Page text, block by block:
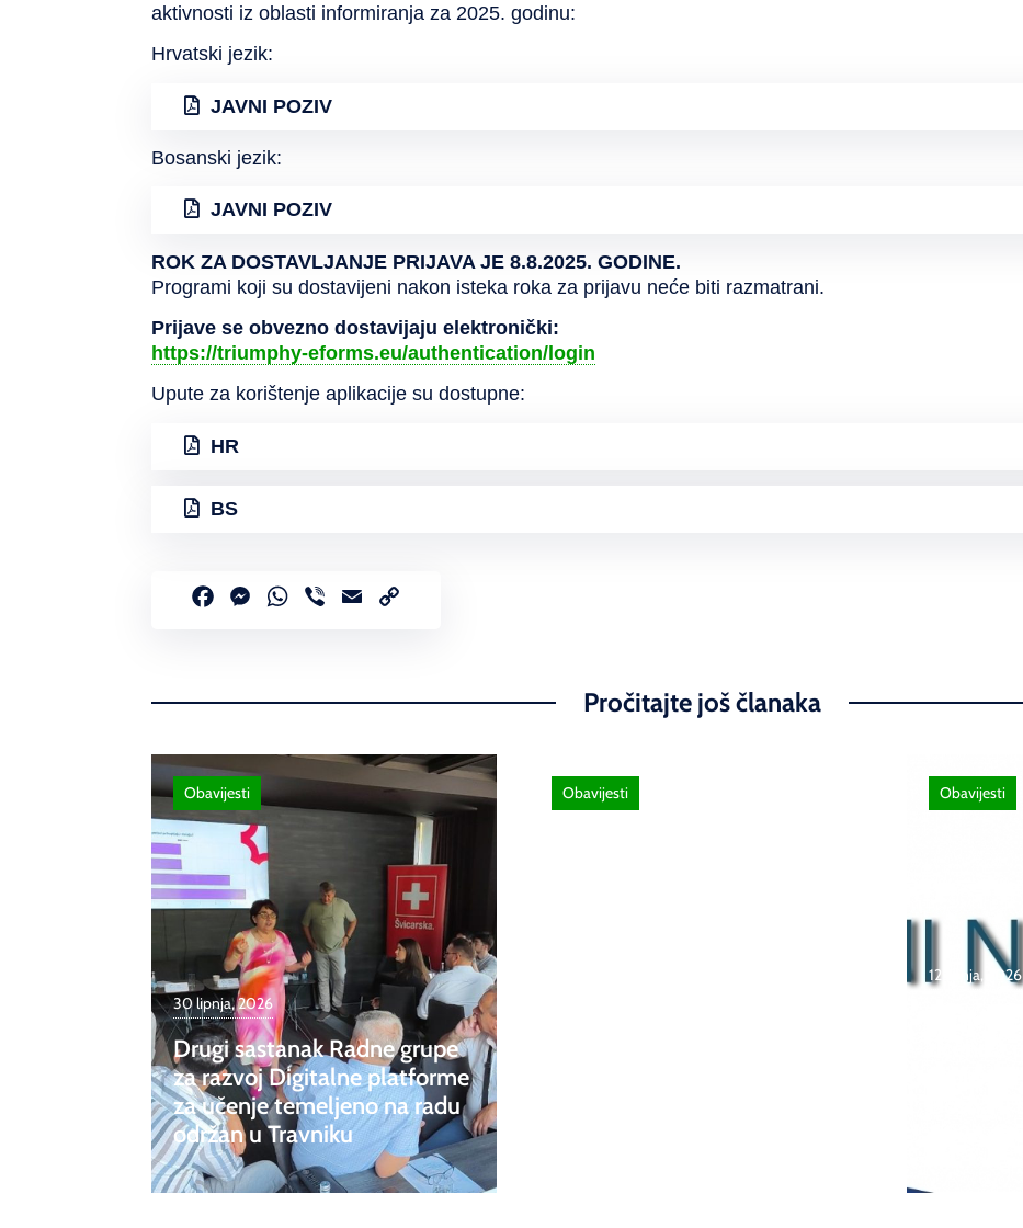
aktivnosti iz oblasti informiranja za 2025. godinu:
Hrvatski jezik:
JAVNI POZIV
Bosanski jezik:
JAVNI POZIV
ROK ZA DOSTAVLJANJE PRIJAVA JE 8.8.2025. GODINE.
Programi koji su dostavijeni nakon isteka roka za prijavu neće biti razmatrani.
Prijave se obvezno dostavijaju elektronički:
https://triumphy-eforms.eu/authentication/login
Upute za korištenje aplikacije su dostupne:
HR
BS
FacebookMessenger
WhatsApp
Viber Email
Pročitajte još članaka
30 lipnja, 2026
Drugi sastanak Radne grupe
za razvoj Digitalne platforme
za učenje temeljeno na radu
održan u Travniku
Obavijesti Obavijesti
12 lipnja, 2026
Obavijesti